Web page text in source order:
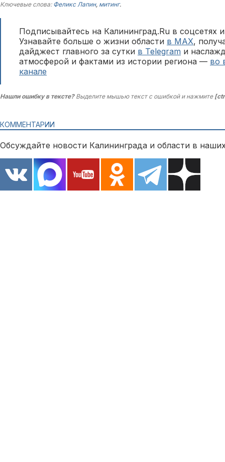
Ключевые слова: Феликс Лапин, митинг.
Подписывайтесь на Калининград.Ru в соцсетях
Узнавайте больше о жизни области в MAX,
дайджест главного за сутки в Telegram и
атмосферой и фактами из истории региона — во
канале
Нашли ошибку в тексте?Выделите мышью текст с ошибкой и нажмите
КОММЕНТАРИИ
Обсуждайте новости Калининграда и области в